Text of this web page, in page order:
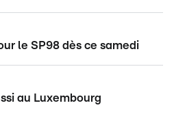
le SP98 dès ce samedi
au Luxembourg